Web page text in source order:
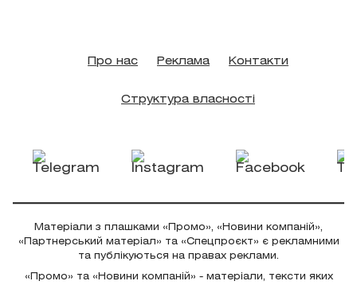
Про нас Реклама Контакти
Структура власності
Матеріали з плашками «Промо», «Новини компаній»,
«Партнерський матеріал» та «Спецпроєкт» є рекламними
та публікуються на правах реклами.
«Промо» та «Новини компаній» - матеріали, тексти яких